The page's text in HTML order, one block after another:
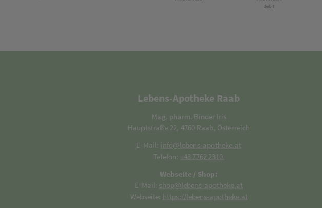
Lebens-Apotheke Raab
Mag. pharm. Binder Iris
Hauptstraße 22, 4760 Raab, Österreich
E-Mail: info@lebens-apotheke.at
Telefon: +43 7762 2310
Webseite / Shop:
E-Mail: shop@lebens-apotheke.at
Webseite: https://lebens-apotheke.at